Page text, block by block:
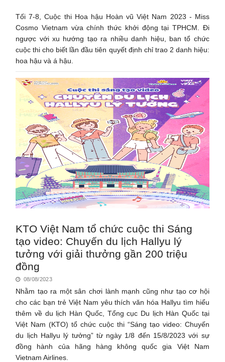
Tối 7-8, Cuộc thi Hoa hậu Hoàn vũ Việt Nam 2023 - Miss
Cosmo Vietnam vừa chính thức khởi động tại TPHCM. Đi
ngược với xu hướng tạo ra nhiều danh hiệu, ban tổ chức
cuộc thi cho biết lần đầu tiên quyết định chỉ trao 2 danh hiệu:
hoa hậu và á hậu.
KTO Việt Nam tổ chức cuộc thi Sáng
tạo video: Chuyến du lịch Hallyu lý
tưởng với giải thưởng gần 200 triệu
đồng
08/08/2023
Nhằm tạo ra một sân chơi lành mạnh cũng như tạo cơ hội
cho các bạn trẻ Việt Nam yêu thích văn hóa Hallyu tìm hiểu
thêm về du lịch Hàn Quốc, Tổng cục Du lịch Hàn Quốc tại
Việt Nam (KTO) tổ chức cuộc thi “Sáng tạo video: Chuyến
du lịch Hallyu lý tưởng” từ ngày 1/8 đến 15/8/2023 với sự
đồng hành của hãng hàng không quốc gia Việt Nam
Vietnam Airlines.